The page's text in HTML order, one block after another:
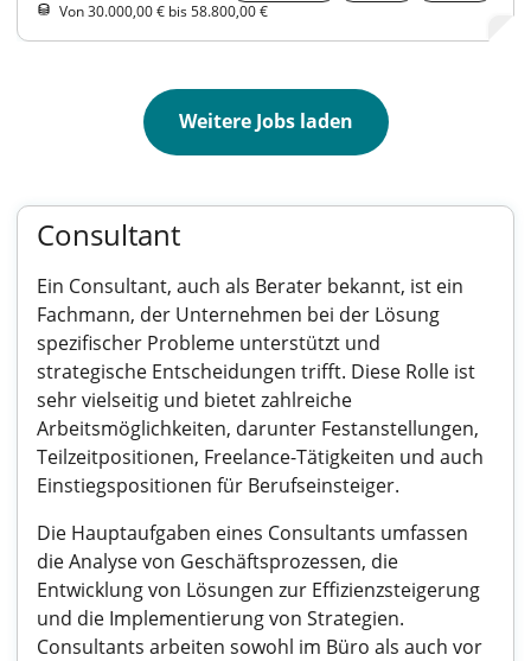
Von 30.000,00 € bis 58.800,00 €
Weitere Jobs laden
Consultant
Ein Consultant, auch als Berater bekannt, ist ein
Fachmann, der Unternehmen bei der Lösung
spezifischer Probleme unterstützt und
strategische Entscheidungen trifft. Diese Rolle ist
sehr vielseitig und bietet zahlreiche
Arbeitsmöglichkeiten, darunter Festanstellungen,
Teilzeitpositionen, Freelance-Tätigkeiten und auch
Einstiegspositionen für Berufseinsteiger.
Die Hauptaufgaben eines Consultants umfassen
die Analyse von Geschäftsprozessen, die
Entwicklung von Lösungen zur Effizienzsteigerung
und die Implementierung von Strategien.
Consultants arbeiten sowohl im Büro als auch vor